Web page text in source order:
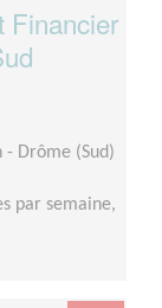
Financier
- Drôme (Sud)
par semaine,